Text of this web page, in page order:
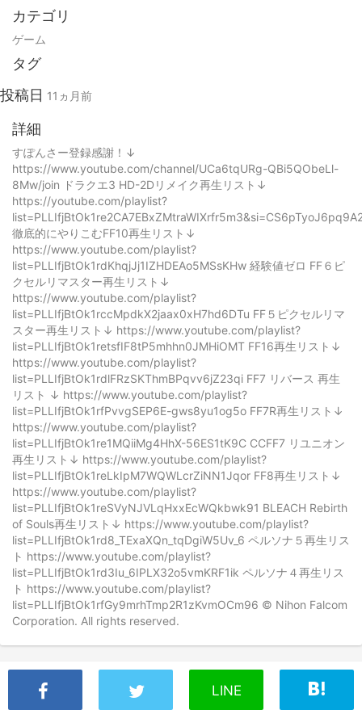
カテゴリ
ゲーム
タグ
投稿日 11ヵ月前
詳細
すぽんさー登録感謝！↓
https://www.youtube.com/channel/UCa6tqURg-QBi5QObeLl-
8Mw/join ドラクエ3 HD-2Dリメイク再生リスト↓
https://youtube.com/playlist?
徹底的にやりこむFF10再生リスト↓
https://www.youtube.com/playlist?
list=PLLIfjBtOk1rdKhqjJj1IZHDEAo5MSsKHw 経験値ゼロ FF６ピ
クセルリマスター再生リスト↓
https://www.youtube.com/playlist?
list=PLLIfjBtOk1rccMpdkX2jaax0xH7hd6DTu FF５ピクセルリマ
スター再生リスト↓ https://www.youtube.com/playlist?
list=PLLIfjBtOk1retsfIF8tP5mhhn0JMHiOMT FF16再生リスト↓
https://www.youtube.com/playlist?
list=PLLIfjBtOk1rdlFRzSKThmBPqvv6jZ23qi FF7 リバース 再生
リスト ↓ https://www.youtube.com/playlist?
list=PLLIfjBtOk1rfPvvgSEP6E-gws8yu1og5o FF7R再生リスト↓
https://www.youtube.com/playlist?
list=PLLIfjBtOk1re1MQiiMg4HhX-56ES1tK9C CCFF7 リユニオン
再生リスト↓ https://www.youtube.com/playlist?
list=PLLIfjBtOk1reLkIpM7WQWLcrZiNN1Jqor FF8再生リスト↓
https://www.youtube.com/playlist?
list=PLLIfjBtOk1reSVyNJVLqHxxEcWQkbwk91 BLEACH Rebirth
of Souls再生リスト↓ https://www.youtube.com/playlist?
list=PLLIfjBtOk1rd8_TExaXQn_tqDgiW5Uv_6 ペルソナ５再生リス
ト https://www.youtube.com/playlist?
list=PLLIfjBtOk1rd3Iu_6IPLX32o5vmKRF1ik ペルソナ４再生リス
ト https://www.youtube.com/playlist?
list=PLLIfjBtOk1rfGy9mrhTmp2R1zKvmOCm96 © Nihon Falcom
Corporation. All rights reserved.
LINE